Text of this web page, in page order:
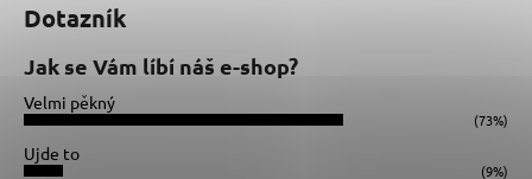
Dotazník
Jak se Vám líbí náš e-shop?
Velmi pěkný
(73%)
Ujde to
(9%)